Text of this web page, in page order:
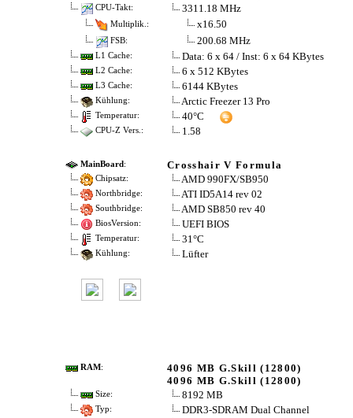
CPU-Takt: 3311.18 MHz
Multiplik.: x16.50
FSB: 200.68 MHz
L1 Cache: Data: 6 x 64 / Inst: 6 x 64 KBytes
L2 Cache: 6 x 512 KBytes
L3 Cache: 6144 KBytes
Kühlung: Arctic Freezer 13 Pro
Temperatur: 40°C
CPU-Z Vers.: 1.58
MainBoard: Crosshair V Formula
Chipsatz: AMD 990FX/SB950
Northbridge: ATI ID5A14 rev 02
Southbridge: AMD SB850 rev 40
BiosVersion: UEFI BIOS
Temperatur: 31°C
Kühlung: Lüfter
RAM:
4096 MB G.Skill (12800)
4096 MB G.Skill (12800)
Size: 8192 MB
Typ: DDR3-SDRAM Dual Channel